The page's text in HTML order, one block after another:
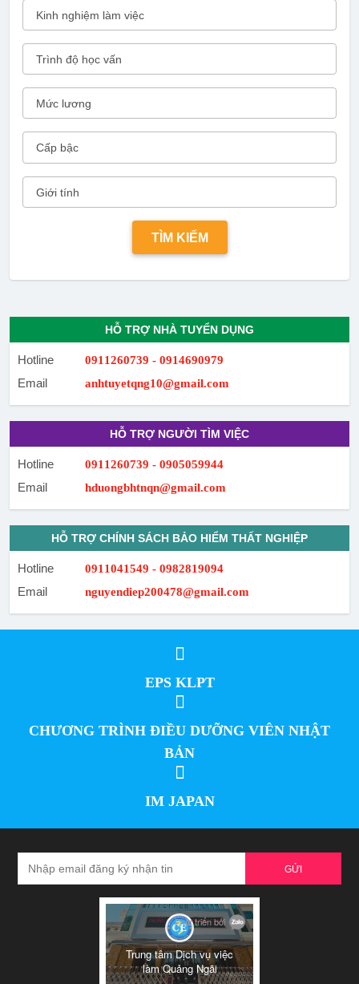
HỖ TRỢ NHÀ TUYỂN DỤNG
Hotline 0911260739 - 0914690979
Email anhtuyetqng10@gmail.com
HỖ TRỢ NGƯỜI TÌM VIỆC
Hotline 0911260739 - 0905059944
Email hduongbhtnqn@gmail.com
HỖ TRỢ CHÍNH SÁCH BẢO HIỂM THẤT NGHIỆP
Hotline 0911041549 - 0982819094
Email nguyendiep200478@gmail.com
EPS KLPT
CHƯƠNG TRÌNH ĐIỀU DƯỠNG VIÊN NHẬT
BẢN
IM JAPAN
GỬI